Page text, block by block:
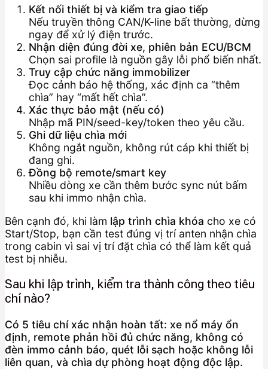
Kết nối thiết bị và kiểm tra giao tiếp
Nếu truyền thông CAN/K-line bất thường, dừng
ngay để xử lý điện trước.
Nhận diện đúng đời xe, phiên bản ECU/BCM
Chọn sai profile là nguồn gây lỗi phổ biến nhất.
Truy cập chức năng immobilizer
Đọc cảnh báo hệ thống, xác định ca “thêm
chìa” hay “mất hết chìa”.
Xác thực bảo mật (nếu có)
Nhập mã PIN/seed-key/token theo yêu cầu.
Ghi dữ liệu chìa mới
Không ngắt nguồn, không rút cáp khi thiết bị
đang ghi.
Đồng bộ remote/smart key
Nhiều dòng xe cần thêm bước sync nút bấm
sau khi immo nhận chìa.
Bên cạnh đó, khi làm lập trình chìa khóa cho xe có
Start/Stop, bạn cần test đúng vị trí anten nhận chìa
trong cabin vì sai vị trí đặt chìa có thể làm kết quả
test bị nhiễu.
Sau khi lập trình, kiểm tra thành công theo tiêu
chí nào?
Có 5 tiêu chí xác nhận hoàn tất: xe nổ máy ổn
định, remote phản hồi đủ chức năng, không có
đèn immo cảnh báo, quét lỗi sạch hoặc không lỗi
liên quan, và chìa dự phòng hoạt động độc lập.